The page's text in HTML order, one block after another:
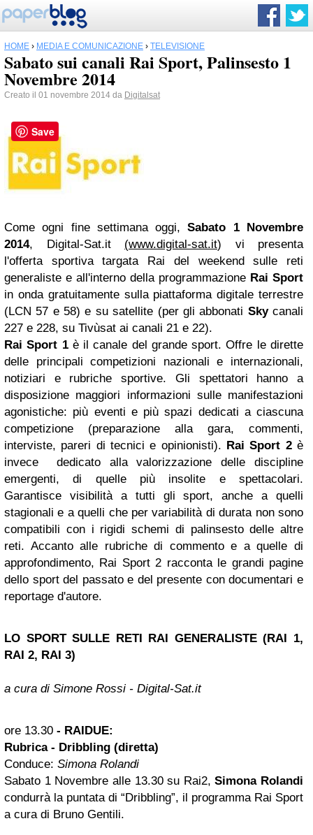
HOME › MEDIA E COMUNICAZIONE › TELEVISIONE
Sabato sui canali Rai Sport, Palinsesto 1
Novembre 2014
Creato il 01 novembre 2014 da Digitalsat
Come ogni fine settimana oggi,Sabato 1 Novembre
2014, Digital-Sat.it (www.digital-sat.it) vi presenta
l'offerta sportiva targata Rai del weekend sulle reti
generaliste e all'interno della programmazione Rai Sport
in onda gratuitamente sulla piattaforma digitale terrestre
(LCN 57 e 58) e su satellite (per gli abbonati Skycanali
227 e 228, su Tivùsat ai canali 21 e 22).
Rai Sport 1è il canale del grande sport. Offre le dirette
delle principali competizioni nazionali e internazionali,
notiziari e rubriche sportive. Gli spettatori hanno a
disposizione maggiori informazioni sulle manifestazioni
agonistiche: più eventi e più spazi dedicati a ciascuna
competizione (preparazione alla gara, commenti,
interviste, pareri di tecnici e opinionisti). Rai Sport 2è
invece dedicato alla valorizzazione delle discipline
emergenti, di quelle più insolite e spettacolari.
Garantisce visibilità a tutti gli sport, anche a quelli
stagionali e a quelli che per variabilità di durata non sono
compatibili con i rigidi schemi di palinsesto delle altre
reti. Accanto alle rubriche di commento e a quelle di
approfondimento, Rai Sport 2 racconta le grandi pagine
dello sport del passato e del presente con documentari e
reportage d'autore.
LO SPORT SULLE RETI RAI GENERALISTE (RAI 1,
RAI 2, RAI 3)
a cura di Simone Rossi - Digital-Sat.it
ore 13.30 - RAIDUE:
Rubrica - Dribbling (diretta)
Conduce: Simona Rolandi
Sabato 1 Novembre alle 13.30 su Rai2,Simona Rolandi
condurrà la puntata di “Dribbling”, il programma Rai Sport
a cura di Bruno Gentili.
Save